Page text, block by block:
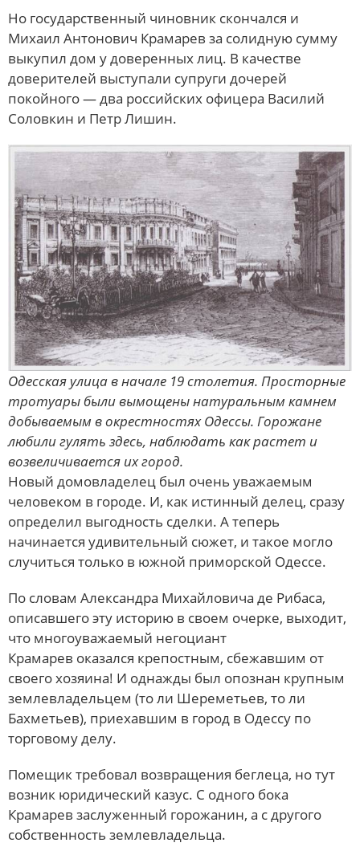
Но государственный чиновник скончался и
Михаил Антонович Крамарев за солидную сумму
выкупил дом у доверенных лиц. В качестве
доверителей выступали супруги дочерей
покойного — два российских офицера Василий
Соловкин и Петр Лишин.
Одесская улица в начале 19 столетия. Просторные
тротуары были вымощены натуральным камнем
добываемым в окрестностях Одессы. Горожане
любили гулять здесь, наблюдать как растет и
возвеличивается их город.
Новый домовладелец был очень уважаемым
человеком в городе. И, как истинный делец, сразу
определил выгодность сделки. А теперь
начинается удивительный сюжет, и такое могло
случиться только в южной приморской Одессе.
По словам Александра Михайловича де Рибаса,
описавшего эту историю в своем очерке, выходит,
что многоуважаемый негоциант
Крамарев оказался крепостным, сбежавшим от
своего хозяина! И однажды был опознан крупным
землевладельцем (то ли Шереметьев, то ли
Бахметьев), приехавшим в город в Одессу по
торговому делу.
Помещик требовал возвращения беглеца, но тут
возник юридический казус. С одного бока
Крамарев заслуженный горожанин, а с другого
собственность землевладельца.